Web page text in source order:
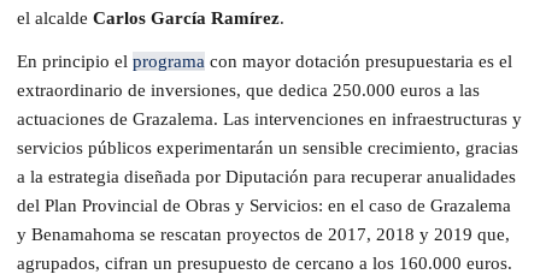
el alcalde Carlos García Ramírez.
En principio el programa con mayor dotación presupuestaria es el
extraordinario de inversiones, que dedica 250.000 euros a las
actuaciones de Grazalema. Las intervenciones en infraestructuras y
servicios públicos experimentarán un sensible crecimiento, gracias
a la estrategia diseñada por Diputación para recuperar anualidades
del Plan Provincial de Obras y Servicios: en el caso de Grazalema
y Benamahoma se rescatan proyectos de 2017, 2018 y 2019 que,
agrupados, cifran un presupuesto de cercano a los 160.000 euros.